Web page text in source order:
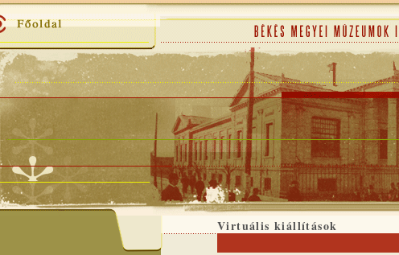
Virtuális kiállítások